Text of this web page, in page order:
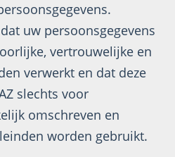
uw persoonsgegevens
vertrouwelijke en
verwerkt en dat deze
slechts voor
omschreven en
worden gebruikt.